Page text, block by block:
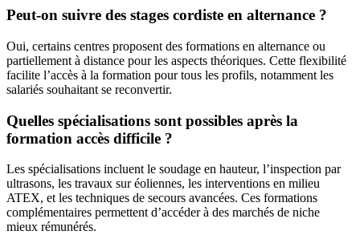
Peut-on suivre des stages cordiste en alternance ?
Oui, certains centres proposent des formations en alternance ou
partiellement à distance pour les aspects théoriques. Cette flexibilité
facilite l’accès à la formation pour tous les profils, notamment les
salariés souhaitant se reconvertir.
Quelles spécialisations sont possibles après la
formation accès difficile ?
Les spécialisations incluent le soudage en hauteur, l’inspection par
ultrasons, les travaux sur éoliennes, les interventions en milieu
ATEX, et les techniques de secours avancées. Ces formations
complémentaires permettent d’accéder à des marchés de niche
mieux rémunérés.